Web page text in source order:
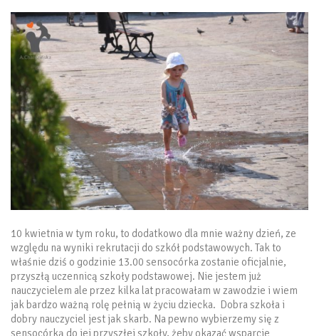
10 kwietnia w tym roku, to dodatkowo dla mnie ważny dzień, ze
względu na wyniki rekrutacji do szkół podstawowych. Tak to
właśnie dziś o godzinie 13.00 sensocórka zostanie oficjalnie,
przyszłą uczennicą szkoły podstawowej. Nie jestem już
nauczycielem ale przez kilka lat pracowałam w zawodzie i wiem
jak bardzo ważną rolę pełnią w życiu dziecka. Dobra szkoła i
dobry nauczyciel jest jak skarb. Na pewno wybierzemy się z
sensocórką do jej przyszłej szkoły, żeby okazać wsparcie